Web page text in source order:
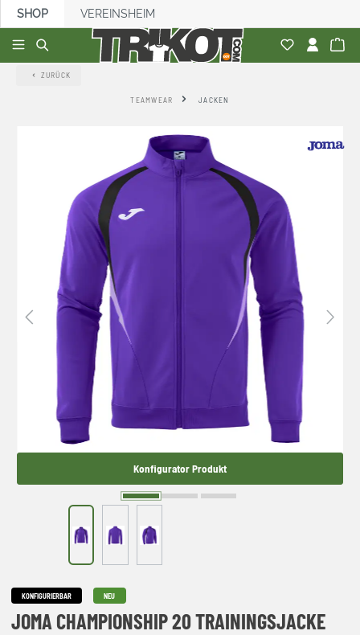
springen
SHOP VEREINSHEIM
ZURÜCK
TEAMWEAR JACKEN
Konfigurator Produkt
KONFIGURIERBAR NEU
JOMA CHAMPIONSHIP 20 TRAININGSJACKE